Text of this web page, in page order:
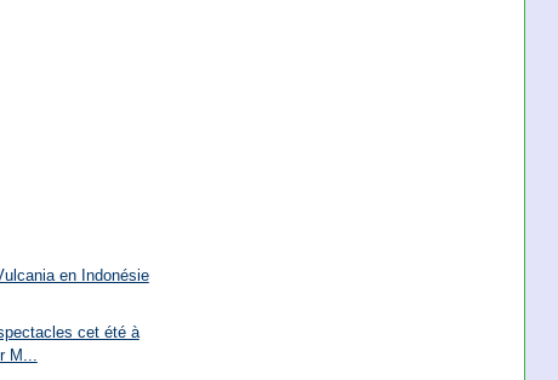
en Indonésie
cet été à
M...